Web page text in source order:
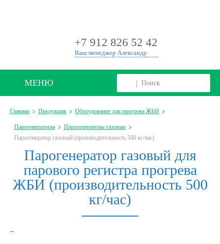
+7 912 826 52 42
Ваш менеджер Александр
МЕНЮ
Главная Продукция Оборудование для прогрева ЖБИ
Парогенераторы
Парогенераторы газовые
Парогенератор газовый (производительность 500 кг/час)
Парогенератор газовый для
парового регистра прогрева
ЖБИ (производительность 500
кг/час)